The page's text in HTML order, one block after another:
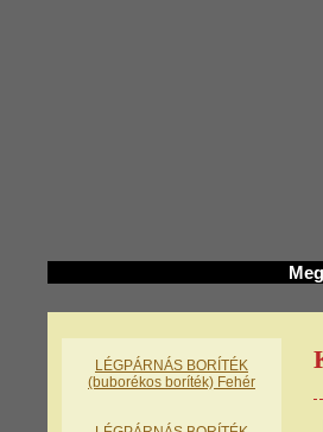
LÉGPÁRNÁS BORÍTÉK
(buborékos boríték) Fehér